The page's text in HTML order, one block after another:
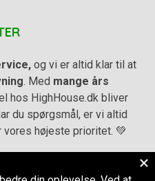
og vi er altid klar til at
. Med mange års
hos HighHouse.dk bliver
du spørgsmål, er vi altid
højeste prioritet. 💚